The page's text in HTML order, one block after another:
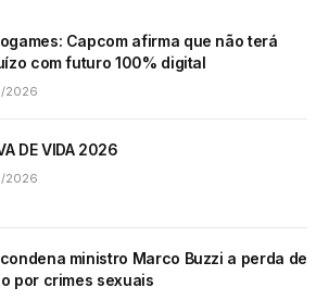
Capcom afirma que não terá
com futuro 100% digital
2026
DE VIDA 2026
2026
ministro Marco Buzzi a perda de
por crimes sexuais